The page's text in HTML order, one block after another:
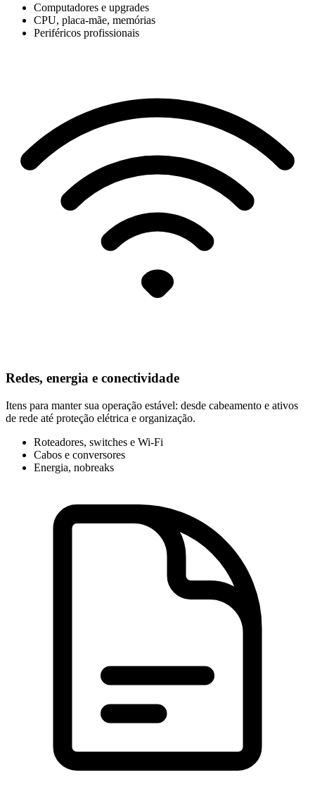
Computadores e upgrades
CPU, placa-mãe, memórias
Periféricos profissionais
Redes, energia e conectividade
Itens para manter sua operação estável: desde cabeamento e ativos
de rede até proteção elétrica e organização.
Roteadores, switches e Wi-Fi
Cabos e conversores
Energia, nobreaks